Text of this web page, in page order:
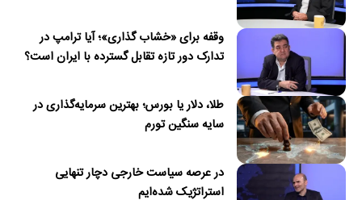
وقفه برای «خشاب گذاری»؛ آیا ترامپ در
تدارک دور تازه تقابل گسترده با ایران است؟
طلا، دلار یا بورس؛ بهترین سرمایه‌گذاری در
سایه سنگین تورم
در عرصه سیاست خارجی دچار تنهایی
استراتژیک شده‌ایم